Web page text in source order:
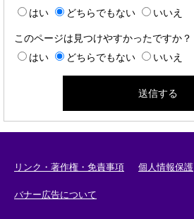
はい
どちらでもない いいえ
このページは見つけやすかったですか？
はい
どちらでもない いいえ
リンク・著作権・免責事項 個人情報保護
バナー広告について